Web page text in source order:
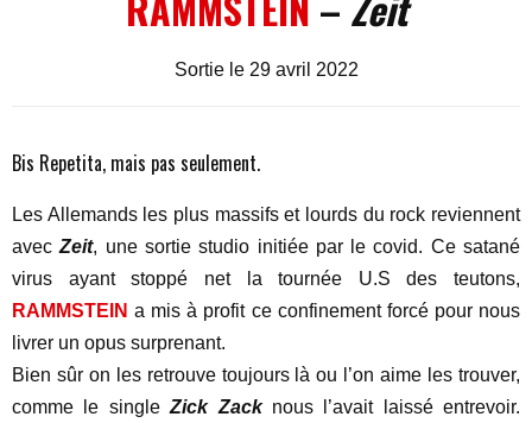
Sortie le 29 avril 2022
Bis Repetita, mais pas seulement.
Les Allemands les plus massifs et lourds du rock reviennent
avecZeit, une sortie studio initiée par le covid. Ce satané
virus ayant stoppé net la tournée U.S des teutons,
RAMMSTEIN a mis à profit ce confinement forcé pour nous
livrer un opus surprenant.
Bien sûr on les retrouve toujours là ou l’on aime les trouver,
comme le singleZick Zacknous l’avait laissé entrevoir.